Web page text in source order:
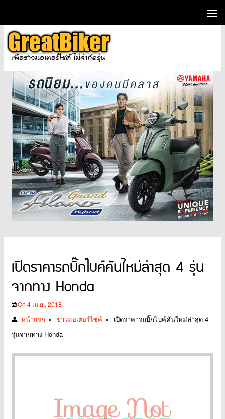
เปิดราคารถบิ๊กไบค์คันใหม่ล่าสุด 4 รุ่น
จากทาง Honda
On 4 เม.ย., 2018
หน้าแรก » ข่าวมอเตอร์ไซค์ » เปิดราคารถบิ๊กไบค์คันใหม่ล่าสุด 4
รุ่นจากทาง Honda